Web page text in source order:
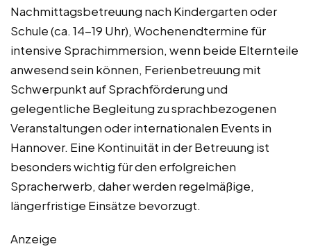
Nachmittagsbetreuung nach Kindergarten oder
Schule (ca. 14-19 Uhr), Wochenendtermine für
intensive Sprachimmersion, wenn beide Elternteile
anwesend sein können, Ferienbetreuung mit
Schwerpunkt auf Sprachförderung und
gelegentliche Begleitung zu sprachbezogenen
Veranstaltungen oder internationalen Events in
Hannover. Eine Kontinuität in der Betreuung ist
besonders wichtig für den erfolgreichen
Spracherwerb, daher werden regelmäßige,
längerfristige Einsätze bevorzugt.
Anzeige